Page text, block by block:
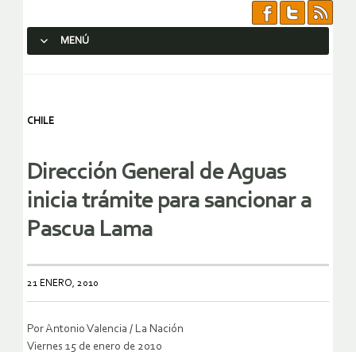
MENÚ
CHILE
Dirección General de Aguas
inicia trámite para sancionar a
Pascua Lama
21 ENERO, 2010
Por Antonio Valencia / La Nación
Viernes 15 de enero de 2010